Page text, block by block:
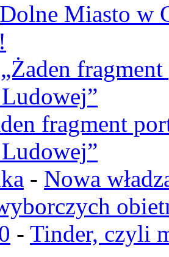
Dolne Miasto w
„Żaden
fragment
- Nowa
- Tinder, czyli